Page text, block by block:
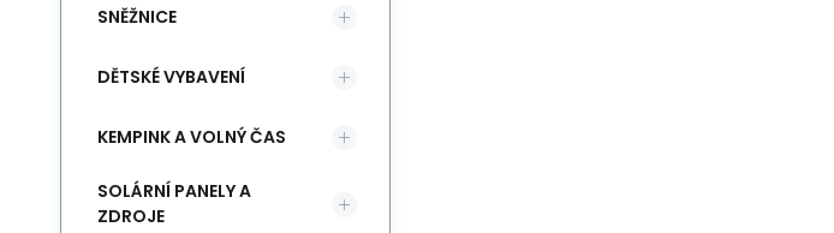
SNĚŽNICE
DĚTSKÉ VYBAVENÍ
KEMPINK A VOLNÝ ČAS
SOLÁRNÍ PANELY A
ZDROJE